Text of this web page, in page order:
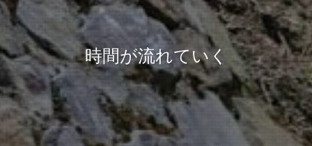
のんびりと
時間が流れていく